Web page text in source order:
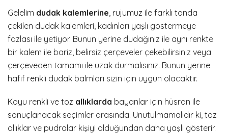
Gelelim dudak kalemlerine , rujumuz ile farklı tonda
çekilen dudak kalemleri, kadınları yaşlı göstermeye
fazlası ile yetiyor. Bunun yerine dudağınız ile aynı renkte
bir kalem ile bariz, belirsiz çerçeveler çekebilirsiniz veya
çerçeveden tamamı ile uzak durmalısınız. Bunun yerine
hafif renkli dudak balmları sizin için uygun olacaktır.
Koyu renkli ve toz allıklarda bayanlar için hüsran ile
sonuçlanacak seçimler arasında. Unutulmamalıdır ki, toz
allıklar ve pudralar kişiyi olduğundan daha yaşlı gösterir.